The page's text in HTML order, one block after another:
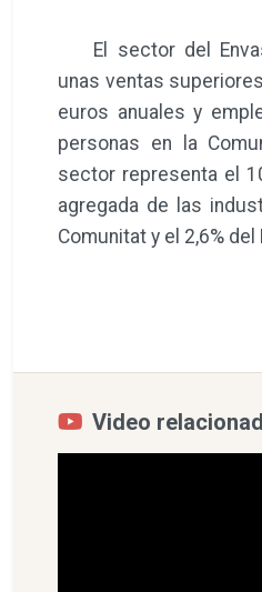
El sector del
unas ventas
euros anuales y
personas en la
sector representa el
agregada de las
Comunitat y el 2,6% del
Video